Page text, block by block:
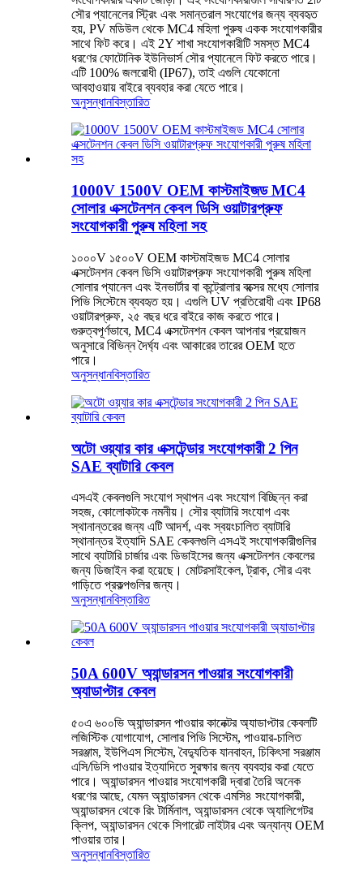
সৌর প্যানেলের স্ট্রিং এবং সমান্তরাল সংযোগের জন্য ব্যবহৃত
হয়, PV মডিউল থেকে MC4 মহিলা পুরুষ একক সংযোগকারীর
সাথে ফিট করে। এই 2Y শাখা সংযোগকারীটি সমস্ত MC4
ধরণের ফোটোনিক ইউনিভার্স সৌর প্যানেলে ফিট করতে পারে।
এটি 100% জলরোধী (IP67), তাই এগুলি যেকোনো
আবহাওয়ায় বাইরে ব্যবহার করা যেতে পারে।
অনুসন্ধানবিস্তারিত
1000V 1500V OEM কাস্টমাইজড MC4
সোলার এক্সটেনশন কেবল ডিসি ওয়াটারপ্রুফ
সংযোগকারী পুরুষ মহিলা সহ
১০০০V ১৫০০V OEM কাস্টমাইজড MC4 সোলার
এক্সটেনশন কেবল ডিসি ওয়াটারপ্রুফ সংযোগকারী পুরুষ মহিলা
সোলার প্যানেল এবং ইনভার্টার বা কন্ট্রোলার বক্সের মধ্যে সোলার
পিভি সিস্টেমে ব্যবহৃত হয়। এগুলি UV প্রতিরোধী এবং IP68
ওয়াটারপ্রুফ, ২৫ বছর ধরে বাইরে কাজ করতে পারে।
গুরুত্বপূর্ণভাবে, MC4 এক্সটেনশন কেবল আপনার প্রয়োজন
অনুসারে বিভিন্ন দৈর্ঘ্য এবং আকারের তারের OEM হতে
পারে।
অনুসন্ধানবিস্তারিত
অটো ওয়্যার কার এক্সটেন্ডার সংযোগকারী 2 পিন
SAE ব্যাটারি কেবল
এসএই কেবলগুলি সংযোগ স্থাপন এবং সংযোগ বিচ্ছিন্ন করা
সহজ, কোলোকটকে নমনীয়। সৌর ব্যাটারি সংযোগ এবং
স্থানান্তরের জন্য এটি আদর্শ, এবং স্বয়ংচালিত ব্যাটারি
স্থানান্তর ইত্যাদি SAE কেবলগুলি এসএই সংযোগকারীগুলির
সাথে ব্যাটারি চার্জার এবং ডিভাইসের জন্য এক্সটেনশন কেবলের
জন্য ডিজাইন করা হয়েছে। মোটরসাইকেল, ট্রাক, সৌর এবং
গাড়িতে প্রকল্পগুলির জন্য।
অনুসন্ধানবিস্তারিত
50A 600V অ্যান্ডারসন পাওয়ার সংযোগকারী
অ্যাডাপ্টার কেবল
৫০এ ৬০০ভি অ্যান্ডারসন পাওয়ার কানেক্টর অ্যাডাপ্টার কেবলটি
লজিস্টিক যোগাযোগ, সোলার পিভি সিস্টেম, পাওয়ার-চালিত
সরঞ্জাম, ইউপিএস সিস্টেম, বৈদ্যুতিক যানবাহন, চিকিৎসা সরঞ্জাম
এসি/ডিসি পাওয়ার ইত্যাদিতে সুরক্ষার জন্য ব্যবহার করা যেতে
পারে। অ্যান্ডারসন পাওয়ার সংযোগকারী দ্বারা তৈরি অনেক
ধরণের আছে, যেমন অ্যান্ডারসন থেকে এমসি৪ সংযোগকারী,
অ্যান্ডারসন থেকে রিং টার্মিনাল, অ্যান্ডারসন থেকে অ্যালিগেটর
ক্লিপ, অ্যান্ডারসন থেকে সিগারেট লাইটার এবং অন্যান্য OEM
পাওয়ার তার।
অনুসন্ধানবিস্তারিত